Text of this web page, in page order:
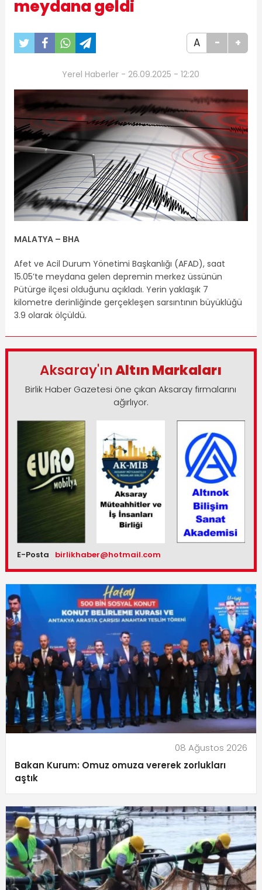
meydana geldi
A - +
Yerel Haberler - 26.09.2025 - 12:20
MALATYA – BHA
Afet ve Acil Durum Yönetimi Başkanlığı (AFAD), saat
15.05’te meydana gelen depremin merkez üssünün
Pütürge ilçesi olduğunu açıkladı. Yerin yaklaşık 7
kilometre derinliğinde gerçekleşen sarsıntının büyüklüğü
3.9 olarak ölçüldü.
Aksaray'ınAltın Markaları
Birlik Haber Gazetesi öne çıkan Aksaray firmalarını
ağırlıyor.
E-Posta birlikhaber@hotmail.com
08 Ağustos 2026
Bakan Kurum: Omuz omuza vererek zorlukları
aştık